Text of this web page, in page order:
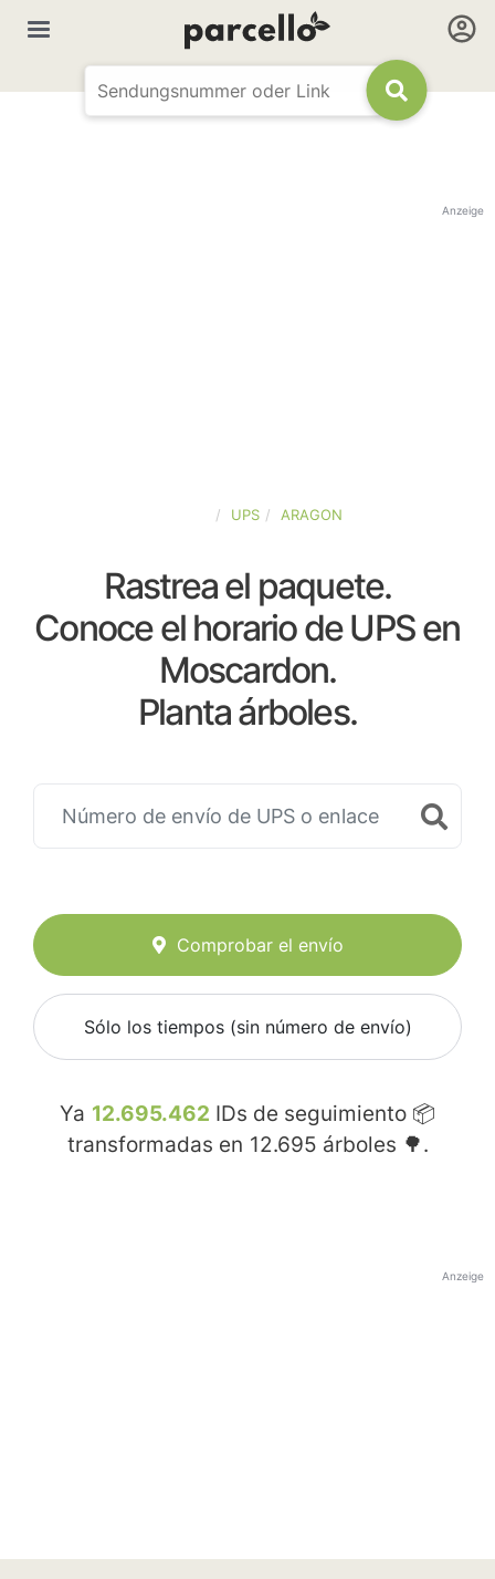
Anzeige
UPS ARAGON
Rastrea el paquete.
Conoce el horario de UPS en
Moscardon.
Planta árboles.
Comprobar el envío
Sólo los tiempos (sin número de envío)
Ya 12.695.462 IDs de seguimiento 📦
transformadas en 12.695 árboles 🌳.
Anzeige